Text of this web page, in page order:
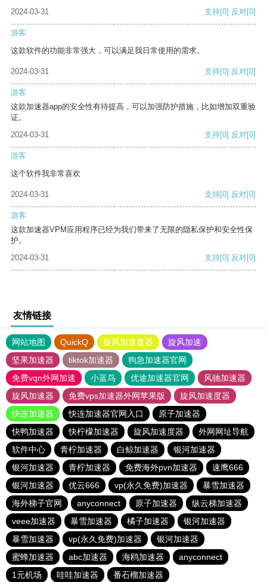
2024-03-31 支持[0] 反对[0]
游客
这款软件的功能非常强大，可以满足我日常使用的需求。
2024-03-31 支持[0] 反对[0]
游客
这款加速器app的安全性有待提高，可以加强防护措施，比如增加双重验
证。
2024-03-31
支持[0] 反对[0]
游客
这个软件我非常喜欢
2024-03-31 支持[0] 反对[0]
游客
这款加速器VPM应用程序已经为我们带来了无限的隐私保护和安全性保
护。
2024-03-31
支持[0] 反对[0]
友情链接
网站地图 QuickQ 旋风加速度器
旋风加速
坚果加速器
tiktok加速器
狗急加速器官网
免费vqn外网加速
小蓝鸟 优途加速器官网
风驰加速器
旋风加速器
免费vps加速器外网苹果版
旋风加速度器
快连加速器
快连加速器官网入口
原子加速器
快鸭加速器
快柠檬加速器 旋风加速度器
外网网址导航
软件中心
青柠加速器 白鲸加速器
银河加速器
银河加速器
青柠加速器 免费海外pvn加速器
速鹰666
银河加速器
优云666 vp(永久免费)加速器
暴雪加速器
海外梯子官网
anyconnect 原子加速器
纵云梯加速器
veee加速器
暴雪加速器 橘子加速器
银河加速器
暴雪加速器
vp(永久免费)加速器
银河加速器
蜜蜂加速器
abc加速器 海鸥加速器
anyconnect
1元机场
哇哇加速器 番石榴加速器